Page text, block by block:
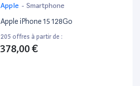
Apple - Smartphone
Apple iPhone 15 128Go
205 offres à partir de :
378,00 €